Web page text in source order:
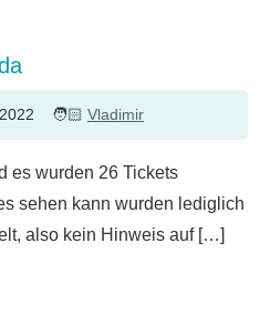
Vladimir
es wurden 26 Tickets
sehen kann wurden lediglich
also kein Hinweis auf […]